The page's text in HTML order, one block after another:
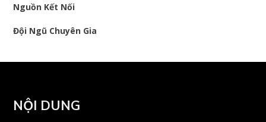
Nguồn Kết Nối
Đội Ngũ Chuyên Gia
NỘI DUNG